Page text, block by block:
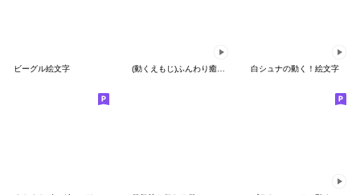
ビーグル絵文字 白シュナの動く！絵文字